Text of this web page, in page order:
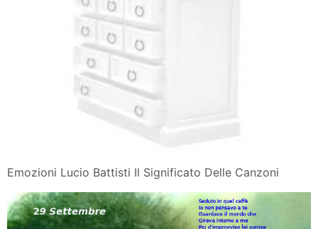
Emozioni Lucio Battisti Il Significato Delle Canzoni